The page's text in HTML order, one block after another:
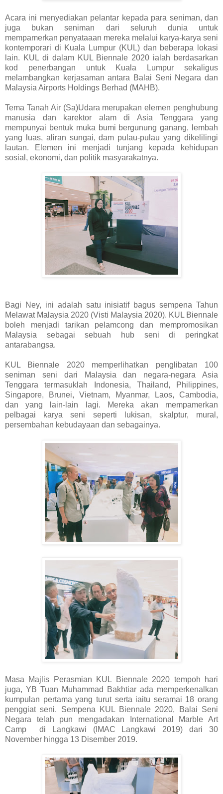
Acara ini menyediakan pelantar kepada para seniman, dan
juga bukan seniman dari seluruh dunia untuk
mempamerkan penyataaan mereka melalui karya-karya seni
kontemporari di Kuala Lumpur (KUL) dan beberapa lokasi
lain. KUL di dalam KUL Biennale 2020 ialah berdasarkan
kod penerbangan untuk Kuala Lumpur sekaligus
melambangkan kerjasaman antara Balai Seni Negara dan
Malaysia Airports Holdings Berhad (MAHB).
Tema Tanah Air (Sa)Udara merupakan elemen penghubung
manusia dan karektor alam di Asia Tenggara yang
mempunyai bentuk muka bumi bergunung ganang, lembah
yang luas, aliran sungai, dam pulau-pulau yang dikelilingi
lautan. Elemen ini menjadi tunjang kepada kehidupan
sosial, ekonomi, dan politik masyarakatnya.
Bagi Ney, ini adalah satu inisiatif bagus sempena Tahun
Melawat Malaysia 2020 (Visti Malaysia 2020). KUL Biennale
boleh menjadi tarikan pelamcong dan mempromosikan
Malaysia sebagai sebuah hub seni di peringkat
antarabangsa.
KUL Biennale 2020 memperlihatkan penglibatan 100
seniman seni dari Malaysia dan negara-negara Asia
Tenggara termasuklah Indonesia, Thailand, Philippines,
Singapore, Brunei, Vietnam, Myanmar, Laos, Cambodia,
dan yang lain-lain lagi. Mereka akan mempamerkan
pelbagai karya seni seperti lukisan, skalptur, mural,
persembahan kebudayaan dan sebagainya.
Masa Majlis Perasmian KUL Biennale 2020 tempoh hari
juga, YB Tuan Muhammad Bakhtiar ada memperkenalkan
kumpulan pertama yang turut serta iaitu seramai 18 orang
penggiat seni. Sempena KUL Biennale 2020, Balai Seni
Negara telah pun mengadakan International Marble Art
Camp di Langkawi (IMAC Langkawi 2019) dari 30
November hingga 13 Disember 2019.